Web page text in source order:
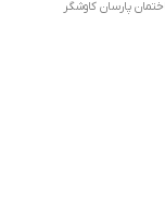
۲/۴/۵.۱/۷.۱ کاناله
آواژنگ، ماتریس و
پارسان کاوشگر